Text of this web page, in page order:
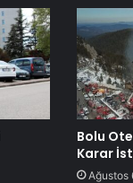
Bolu
Karar
Ağustos